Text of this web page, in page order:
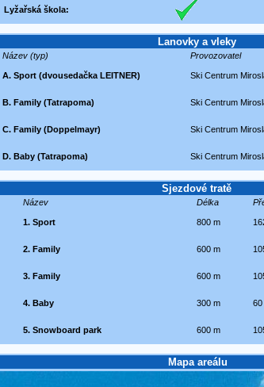
Lyžařská škola:
Lanovky a vleky
Název (typ) Provozovatel
A. Sport (dvousedačka LEITNER) Ski Centrum
B. Family (Tatrapoma) Ski Centrum
C. Family (Doppelmayr) Ski Centrum
D. Baby (Tatrapoma) Ski Centrum
Sjezdové tratě
Název Délka
1. Sport 800 m
2. Family 600 m
3. Family 600 m
4. Baby 300 m 60
5. Snowboard park 600 m
Mapa areálu